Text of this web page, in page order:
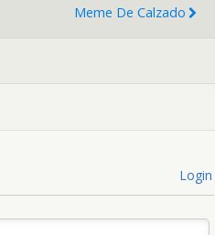
Meme De Calzado
Login